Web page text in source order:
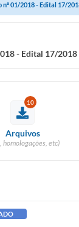
nº 01/2018 - Edital 17/
- Edital 17/
10
Arquivos
homologações, etc)